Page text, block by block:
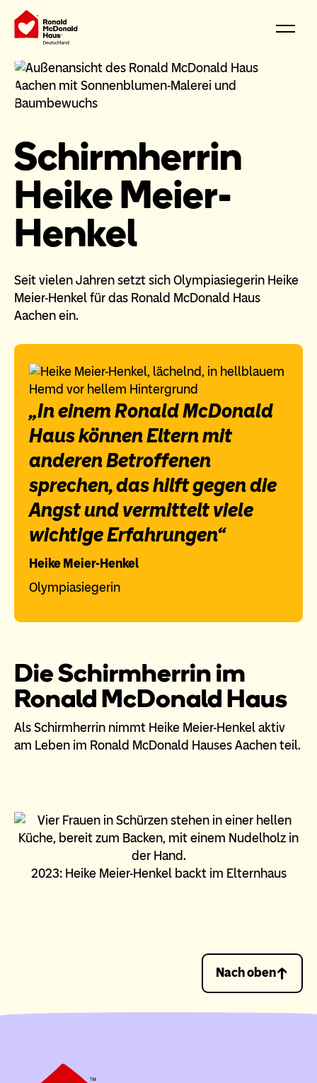
Schirmherrin
Heike Meier-
Henkel
Seit vielen Jahren setzt sich Olympiasiegerin Heike
Meier-Henkel für das Ronald McDonald Haus
Aachen ein.
„In einem Ronald McDonald
Haus können Eltern mit
anderen Betroffenen
sprechen, das hilft gegen die
Angst und vermittelt viele
wichtige Erfahrungen“
Heike Meier-Henkel
Olympiasiegerin
Die Schirmherrin im
Ronald McDonald Haus
Als Schirmherrin nimmt Heike Meier-Henkel aktiv
am Leben im Ronald McDonald Hauses Aachen teil.
2023: Heike Meier-Henkel backt im Elternhaus
Nach oben